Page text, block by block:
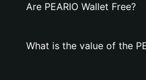
Are PEARIO Wallet Free?
What is the value of the